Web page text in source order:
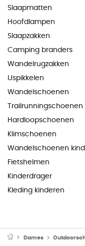
Slaapmatten
Hoofdlampen
Slaapzakken
Camping branders
Wandelrugzakken
IJspikkelen
Wandelschoenen
Trailrunningschoenen
Hardloopschoenen
Klimschoenen
Wandelschoenen
Fietshelmen
Kinderdrager
Kleding kinderen
Dames